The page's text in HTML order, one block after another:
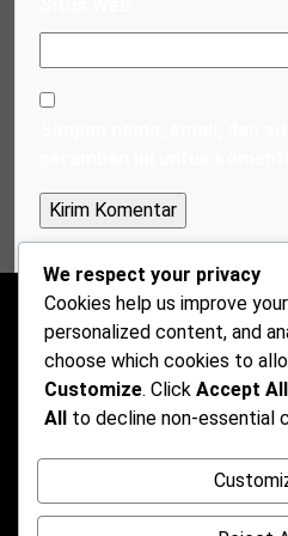
We respect your privacy
Cookies help us improve
personalized content, and
choose which cookies to
Customize. Click Accept All
All to decline non-essential